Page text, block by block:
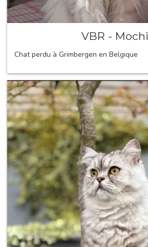
VBR - Mochi
Chat perdu à Grimbergen en Belgique